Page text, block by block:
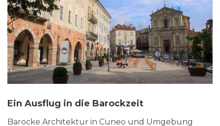
Ein Ausflug in die Barockzeit
Barocke Architektur in Cuneo und Umgebung